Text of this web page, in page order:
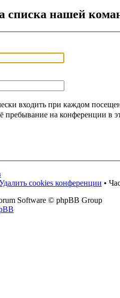
списка нашей
входить при каждом
пребывание на конференции в
cookies конференции •
Software © phpBB Group